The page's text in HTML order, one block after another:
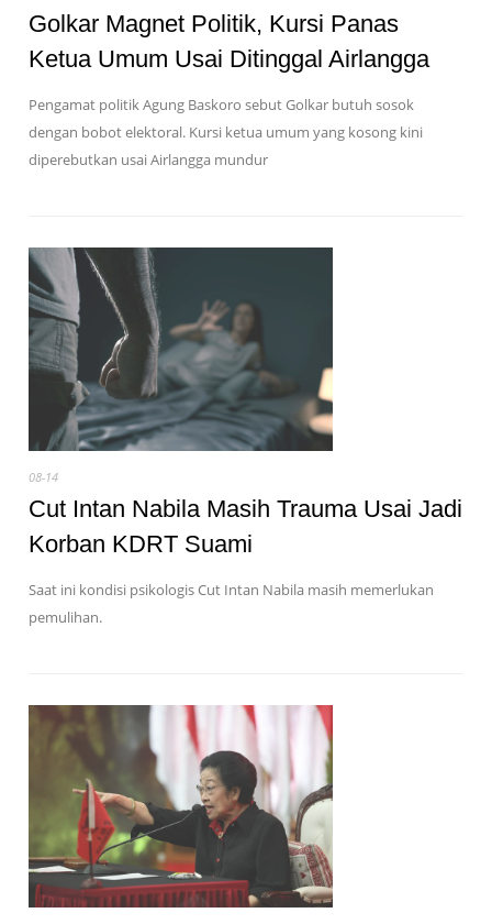
Golkar Magnet Politik, Kursi Panas
Ketua Umum Usai Ditinggal Airlangga
Pengamat politik Agung Baskoro sebut Golkar butuh sosok
dengan bobot elektoral. Kursi ketua umum yang kosong kini
diperebutkan usai Airlangga mundur
08-14
Cut Intan Nabila Masih Trauma Usai Jadi
Korban KDRT Suami
Saat ini kondisi psikologis Cut Intan Nabila masih memerlukan
pemulihan.